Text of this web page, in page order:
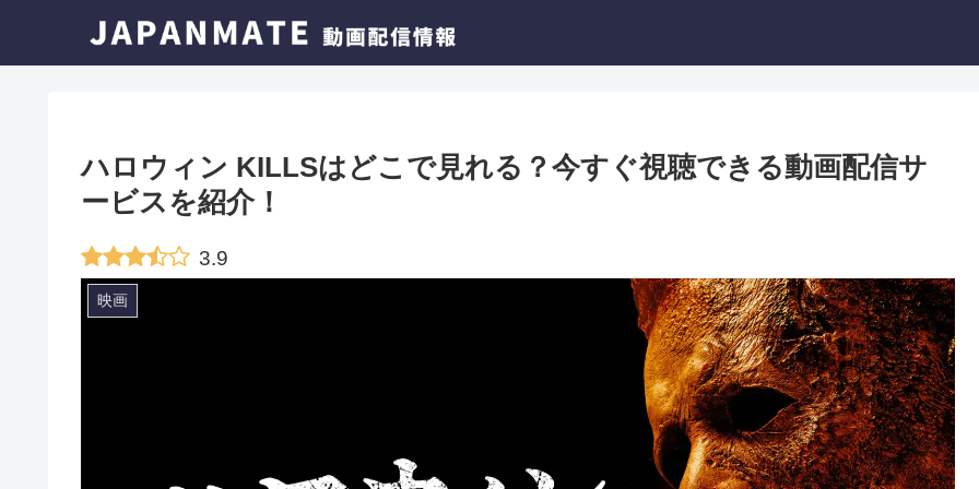
ハロウィン KILLSはどこで見れる？今すぐ視聴できる動画配信サ
ービスを紹介！
3.9
映画